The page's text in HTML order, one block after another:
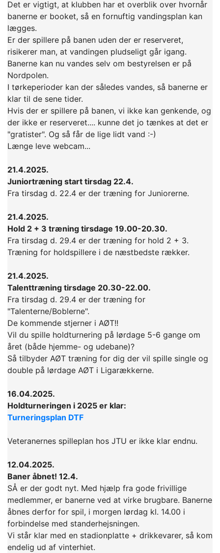
Det er vigtigt, at klubben har et overblik over hvornår
banerne er booket, så en fornuftig vandingsplan kan
lægges.
Er der spillere på banen uden der er reserveret,
risikerer man, at vandingen pludseligt går igang.
Banerne kan nu vandes selv om bestyrelsen er på
Nordpolen.
I tørkeperioder kan der således vandes, så banerne er
klar til de sene tider.
Hvis der er spillere på banen, vi ikke kan genkende, og
der ikke er reserveret.... kunne det jo tænkes at det er
"gratister". Og så får de lige lidt vand :-)
Længe leve webcam...
21.4.2025.
Juniortræning start tirsdag 22.4.
Fra tirsdag d. 22.4 er der træning for Juniorerne.
21.4.2025.
Hold 2 + 3 træning tirsdage 19.00-20.30.
Fra tirsdag d. 29.4 er der træning for hold 2 + 3.
Træning for holdspillere i de næstbedste rækker.
21.4.2025.
Talenttræning tirsdage 20.30-22.00.
Fra tirsdag d. 29.4 er der træning for
"Talenterne/Boblerne".
De kommende stjerner i AØT!!
Vil du spille holdturnering på lørdage 5-6 gange om
året (både hjemme- og udebane)?
Så tilbyder AØT træning for dig der vil spille single og
double på lørdage AØT i Ligarækkerne.
16.04.2025.
Holdturneringen i 2025 er klar:
Turneringsplan DTF
Veteranernes spilleplan hos JTU er ikke klar endnu.
12.04.2025.
Baner åbnet! 12.4.
SÅ er der godt nyt. Med hjælp fra gode frivillige
medlemmer, er banerne ved at virke brugbare. Banerne
åbnes derfor for spil, i morgen lørdag kl. 14.00 i
forbindelse med standerhejsningen.
Vi står klar med en stadionplatte + drikkevarer, så kom
endelig ud af vinterhiet.